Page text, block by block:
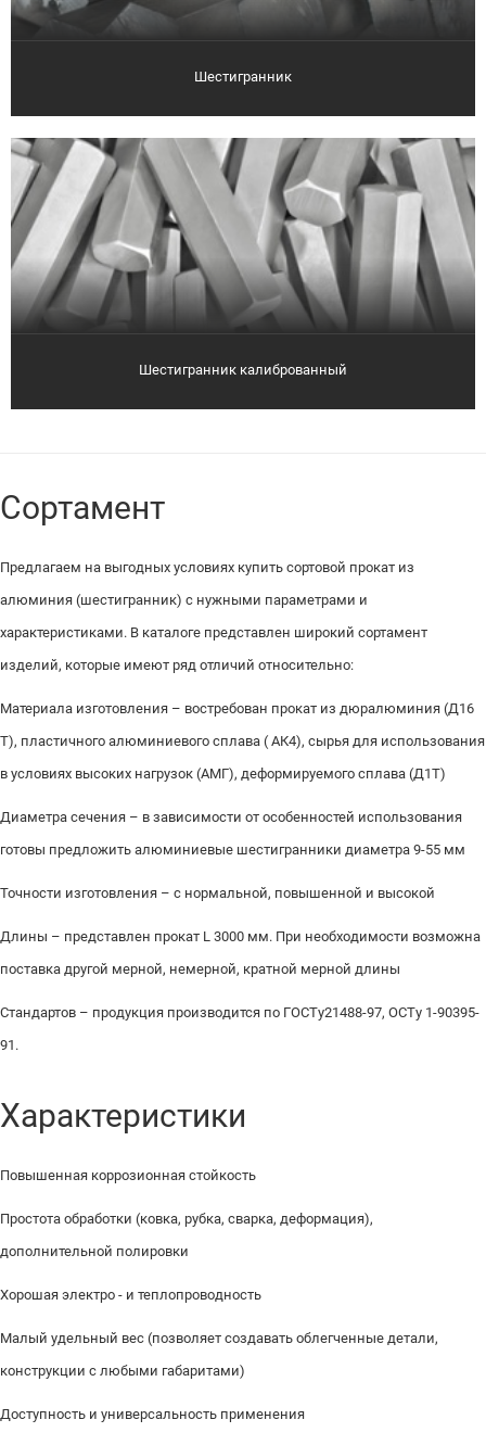
Шестигранник
Шестигранник калиброванный
Сортамент
Предлагаем на выгодных условиях купить сортовой прокат из
алюминия (шестигранник) с нужными параметрами и
характеристиками. В каталоге представлен широкий сортамент
изделий, которые имеют ряд отличий относительно:
Материала изготовления – востребован прокат из дюралюминия (Д16
Т), пластичного алюминиевого сплава ( АК4), сырья для использования
в условиях высоких нагрузок (АМГ), деформируемого сплава (Д1Т)
Диаметра сечения – в зависимости от особенностей использования
готовы предложить алюминиевые шестигранники диаметра 9-55 мм
Точности изготовления – с нормальной, повышенной и высокой
Длины – представлен прокат L 3000 мм. При необходимости возможна
поставка другой мерной, немерной, кратной мерной длины
Стандартов – продукция производится по ГОСТу21488-97, ОСТу 1-90395-
91.
Характеристики
Повышенная коррозионная стойкость
Простота обработки (ковка, рубка, сварка, деформация),
дополнительной полировки
Хорошая электро - и теплопроводность
Малый удельный вес (позволяет создавать облегченные детали,
конструкции с любыми габаритами)
Доступность и универсальность применения